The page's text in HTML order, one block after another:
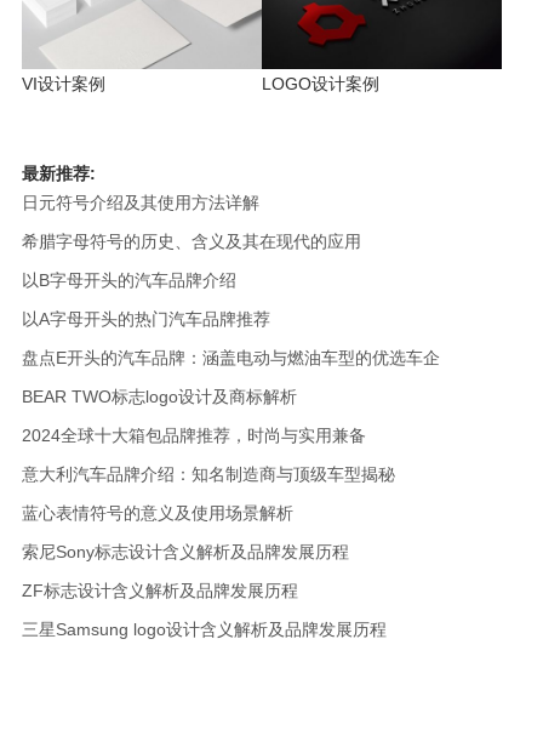
VI设计案例 LOGO设计案例
最新推荐:
日元符号介绍及其使用方法详解
希腊字母符号的历史、含义及其在现代的应用
以B字母开头的汽车品牌介绍
以A字母开头的热门汽车品牌推荐
盘点E开头的汽车品牌：涵盖电动与燃油车型的优选车企
BEAR TWO标志logo设计及商标解析
2024全球十大箱包品牌推荐，时尚与实用兼备
意大利汽车品牌介绍：知名制造商与顶级车型揭秘
蓝心表情符号的意义及使用场景解析
索尼Sony标志设计含义解析及品牌发展历程
ZF标志设计含义解析及品牌发展历程
三星Samsung logo设计含义解析及品牌发展历程